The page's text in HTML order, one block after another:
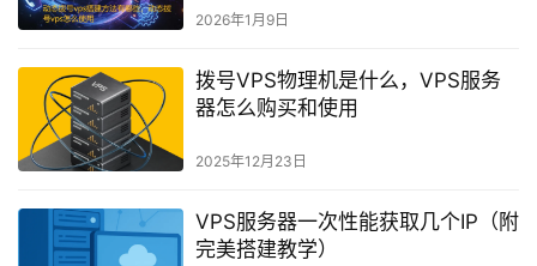
相关推荐
动态拨号vps搭建方法有哪些，动态
拨号vps怎么使用
拨号VPS物理机是什么，VPS服务
器怎么购买和使用